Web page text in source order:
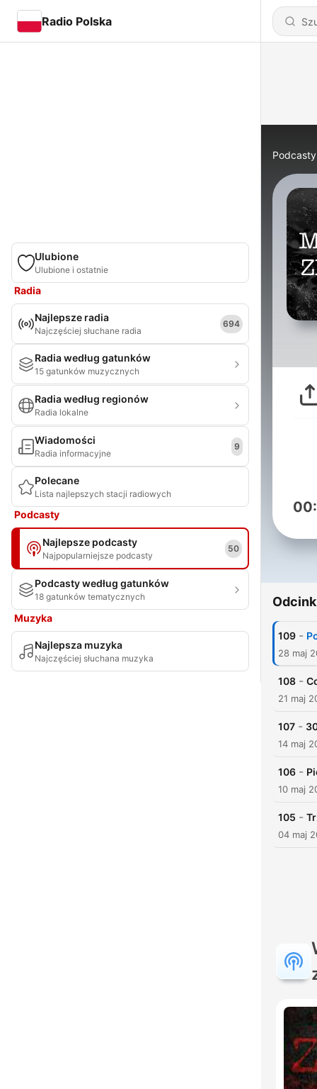
Radio Polska
Ulubione
Ulubione i ostatnie
Radia
Najlepsze radia
Najczęściej słuchane radia
694
Radia według gatunków
15 gatunków muzycznych
Radia według regionów
Radia lokalne
Wiadomości
Radia informacyjne
9
Polecane
Lista najlepszych stacji radiowych
Podcasty
Najlepsze podcasty
Najpopularniejsze podcasty
50
Podcasty według gatunków
18 gatunków tematycznych
Muzyka
Najlepsza muzyka
Najczęściej słuchana muzyka
Podcasty
109 -
28 maj
108 -
21 maj
107 -
14 maj
106 -
10 maj
105 -
04 maj